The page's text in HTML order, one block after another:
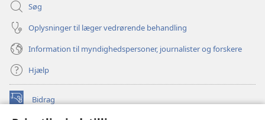
Søg
Oplysninger til læger vedrørende behandling
Information til myndighedspersoner, journalister og forskere
Hjælp
Bidrag
(åbner